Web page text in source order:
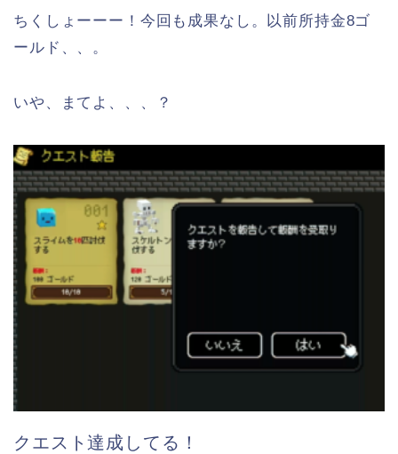
ちくしょーーー！今回も成果なし。以前所持金8ゴ
ールド、、。
いや、まてよ、、、？
クエスト達成してる！